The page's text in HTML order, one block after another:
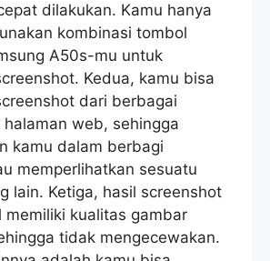
dilakukan. Kamu hanya
kombinasi tombol
A50s-mu untuk
Kedua, kamu bisa
dari berbagai
web, sehingga
kamu dalam berbagi
memperlihatkan sesuatu
lain. Ketiga, hasil screenshot
memiliki kualitas gambar
tidak mengecewakan.